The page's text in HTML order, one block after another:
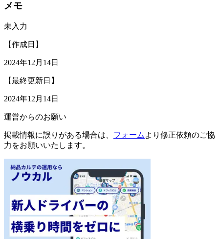
メモ
未入力
【作成日】
2024年12月14日
【最終更新日】
2024年12月14日
運営からのお願い
掲載情報に誤りがある場合は、 フォーム より修正依頼のご協
力をお願いいたします。